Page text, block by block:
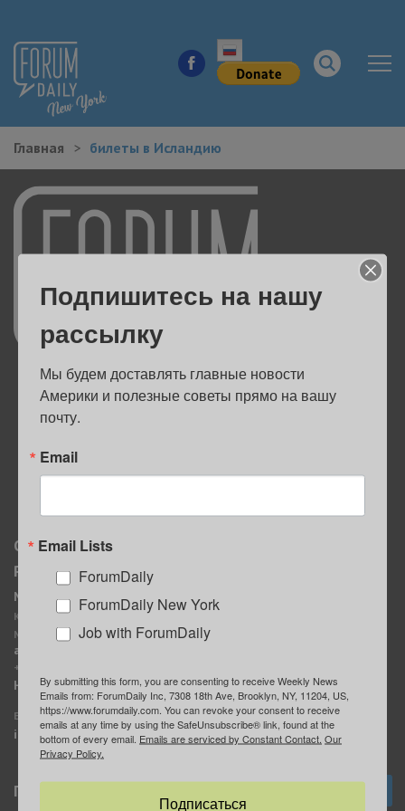
КУДА ПОЙТИ В ГОРОДЕ
ЗДОРОВЬЕ
РАБОТА И БИЗНЕС
ЖИЛЬЕ
ОБРАЗОВАНИЕ
Главная билеты в Исландию
О нас
Реклама
MediaKit
Контактное лицо:
Марина Баранчук
ad@forumdaily.com
+1 347-604-1261
Наши рекламодатели
E-mail редакции:
info@forumdaily.com
Группа “ИЩУ СОВЕТА”
ForumDaily
Подписка
Подпишитесь на нашу
рассылку
Мы будем доставлять главные новости
Америки и полезные советы прямо на вашу
почту.
Email
Email Lists
ForumDaily
ForumDaily New York
Job with ForumDaily
By submitting this form, you are consenting to receive Weekly News
Emails from: ForumDaily Inc, 7308 18th Ave, Brooklyn, NY, 11204, US,
https://www.forumdaily.com. You can revoke your consent to receive
emails at any time by using the SafeUnsubscribe® link, found at the
bottom of every email. Emails are serviced by Constant Contact. Our
Privacy Policy.
Подписаться